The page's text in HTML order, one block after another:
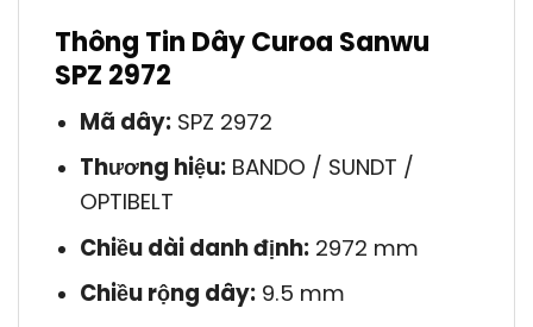
Thông Tin Dây Curoa Sanwu
SPZ 2972
Mã dây:SPZ 2972
Thương hiệu:BANDO / SUNDT /
OPTIBELT
Chiều dài danh định:2972 mm
Chiều rộng dây:9.5 mm